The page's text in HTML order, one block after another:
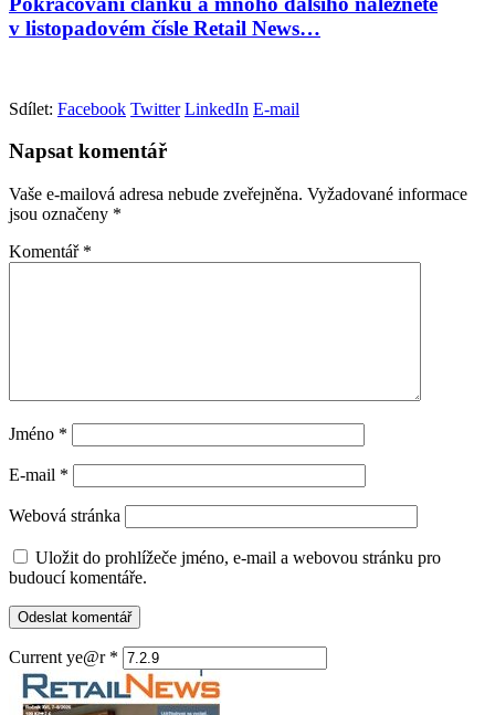
v listopadovém čísle Retail News…
Sdílet: Facebook Twitter LinkedIn E-mail
Napsat komentář
Vaše e-mailová adresa nebude zveřejněna. Vyžadované informace
jsou označeny *
Komentář *
Jméno *
E-mail *
Webová stránka
Uložit do prohlížeče jméno, e-mail a webovou stránku pro
budoucí komentáře.
Current ye@r *